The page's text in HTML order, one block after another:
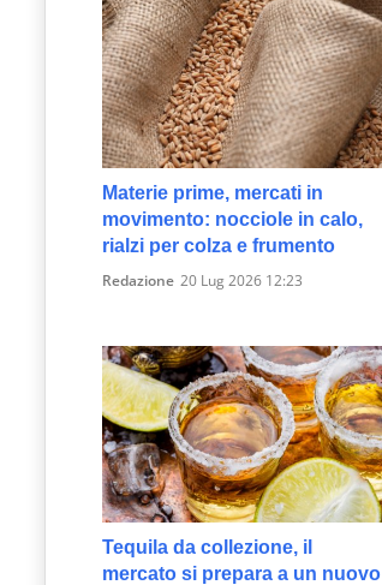
Materie prime, mercati in
movimento: nocciole in calo,
rialzi per colza e frumento
Redazione 20 Lug 2026 12:23
Tequila da collezione, il
mercato si prepara a un nuovo